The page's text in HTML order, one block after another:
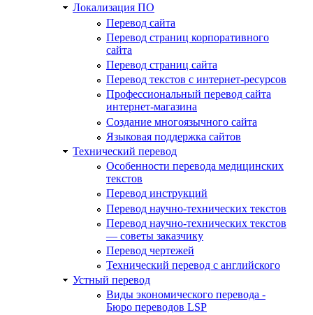
Локализация ПО
Перевод сайта
Перевод страниц корпоративного
сайта
Перевод страниц сайта
Перевод текстов с интернет-ресурсов
Профессиональный перевод сайта
интернет-магазина
Создание многоязычного сайта
Языковая поддержка сайтов
Технический перевод
Особенности перевода медицинских
текстов
Перевод инструкций
Перевод научно-технических текстов
Перевод научно-технических текстов
— советы заказчику
Перевод чертежей
Технический перевод с английского
Устный перевод
Виды экономического перевода -
Бюро переводов LSP